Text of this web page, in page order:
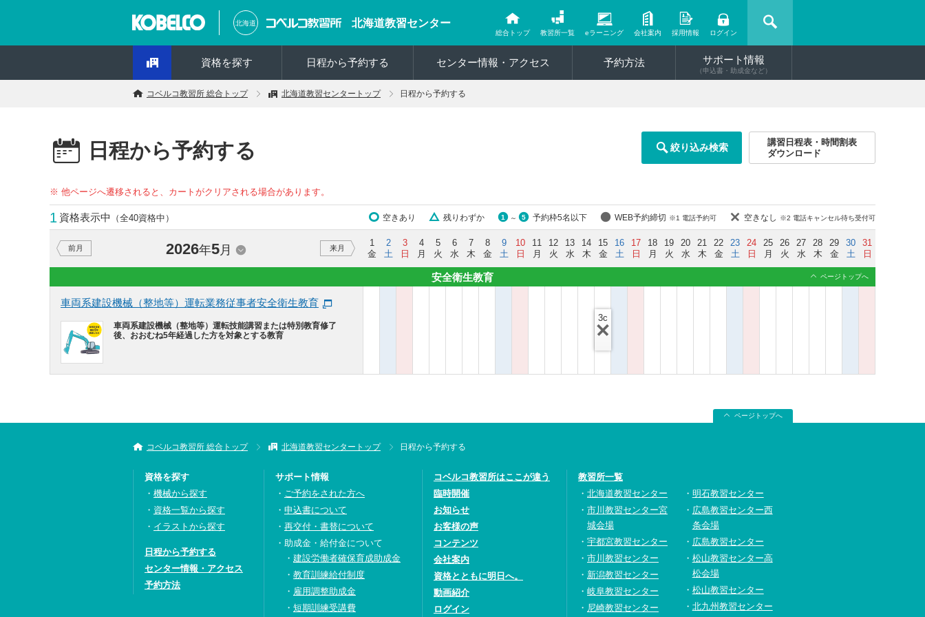
北海道 北海道教習センター
総合トップ 教習所一覧 eラーニング 会社案内 採用情報 ログイン
資格を探す 日程から予約する センター情報・アクセス 予約方法 サポート情報
（申込書・助成金など）
コベルコ教習所 総合トップ 北海道教習センタートップ 日程から予約する
日程から予約する 絞り込み検索
講習日程表・時間割表
ダウンロード
※ 他ページへ遷移されると、カートがクリアされる場合があります。
1 資格表示中 （全40資格中） 空きあり 残りわずか 1 ～ 5 予約枠5名以下 WEB予約締切 ※1 電話予約可 空きなし ※2 電話キャンセル待ち受付可
前月 2026年5月 来月
1
金
2
土
3
日
4
月
5
火
6
水
7
木
8
金
9
土
10
日
11
月
12
火
13
水
14
木
15
金
16
土
17
日
18
月
19
火
20
水
21
木
22
金
23
土
24
日
25
月
26
火
27
水
28
木
29
金
30
土
31
日
安全衛生教育 ページトップへ
車両系建設機械（整地等）運転業務従事者安全衛生教育
車両系建設機械（整地等）運転技能講習または特別教育修了
後、おおむね5年経過した方を対象とする教育
3c
ページトップへ
コベルコ教習所 総合トップ 北海道教習センタートップ 日程から予約する
資格を探す
機械から探す
資格一覧から探す
イラストから探す
日程から予約する
センター情報・アクセス
予約方法
サポート情報
ご予約をされた方へ
申込書について
再交付・書替について
助成金・給付金について
建設労働者確保育成助成金
教育訓練給付制度
雇用調整助成金
短期訓練受講費
コベルコ教習所はここが違う
臨時開催
お知らせ
お客様の声
コンテンツ
会社案内
資格とともに明日へ。
動画紹介
ログイン
教習所一覧
北海道教習センター
市川教習センター宮
城会場
宇都宮教習センター
市川教習センター
新潟教習センター
岐阜教習センター
尼崎教習センター
明石教習センター
広島教習センター西
条会場
広島教習センター
松山教習センター高
松会場
松山教習センター
北九州教習センター